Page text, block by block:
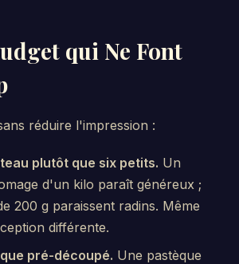
qui Ne Font
réduire l'impression :
plutôt que six petits. Un
d'un kilo paraît généreux ;
200 g paraissent radins. Même
différente.
pré-découpé. Une pastèque